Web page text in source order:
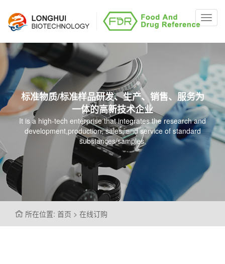
标准物质/标准样品研发、生产、销售、服务为
一体的高新技术企业
It is a high-tech enterprise that integrates the research and
development,production, sales, and service of standard
substances/samples.
所在位置: 首页 > 在线订购